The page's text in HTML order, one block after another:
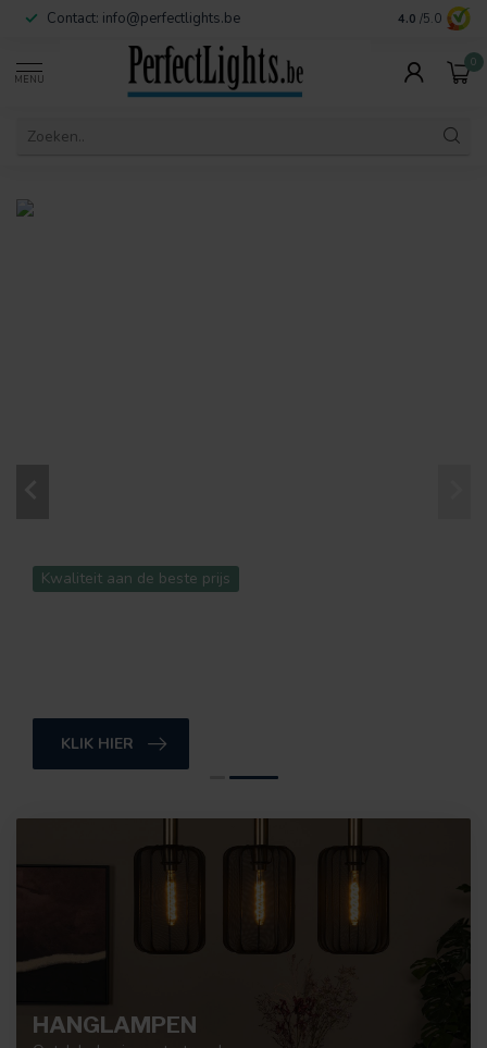
Contact: info@perfectlights.be 4.0 /5.0
MENU
0
Kwaliteit aan de beste prijs
KLIK HIER
HANGLAMPEN